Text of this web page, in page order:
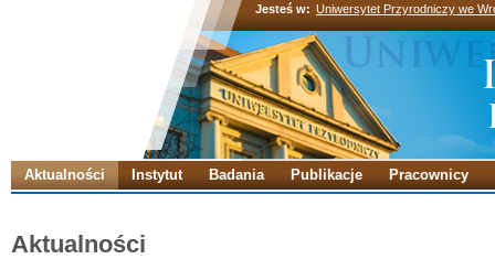
Jesteś w: Uniwersytet Przyrodniczy we
Aktualności Instytut Badania Publikacje Pracownicy
Aktualności